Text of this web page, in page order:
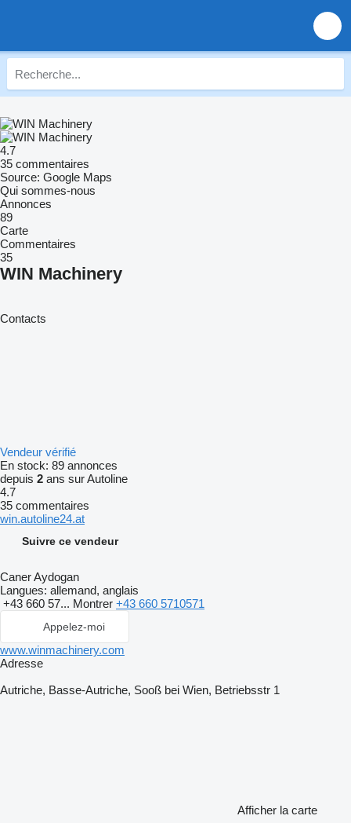
4.7
35 commentaires
Source: Google Maps
Qui sommes-nous
Annonces
89
Carte
Commentaires
35
WIN Machinery
Contacts
Vendeur vérifié
En stock: 89 annonces
depuis 2 ans sur Autoline
4.7
35 commentaires
win.autoline24.at
Suivre ce vendeur
Caner Aydogan
Langues: allemand, anglais
+43 660 57... Montrer +43 660 5710571
Appelez-moi
www.winmachinery.com
Adresse
Autriche, Basse-Autriche, Sooß bei Wien, Betriebsstr 1
Afficher la carte